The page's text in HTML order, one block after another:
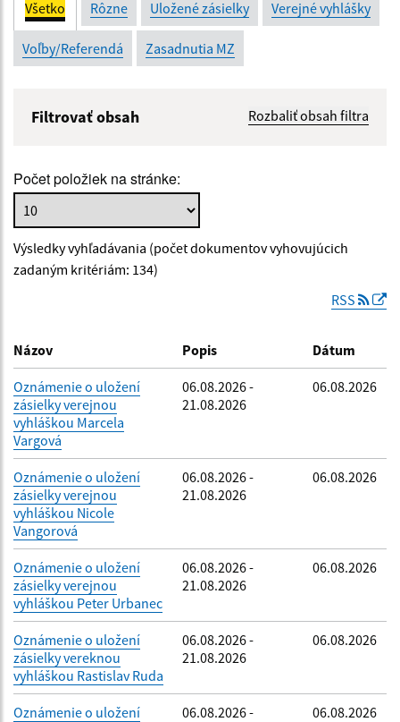
Všetko Rôzne Uložené zásielky Verejné vyhlášky
Voľby/Referendá Zasadnutia MZ
Filtrovať obsah Rozbaliť obsah filtra
Popis:
Dátum zverejnenia od:
Filtrovať
Počet položiek na stránke:
Výsledky vyhľadávania (počet dokumentov vyhovujúcich
zadaným kritériám: 134)
RSS
Názov Popis Dátum
Oznámenie o uložení
zásielky verejnou
vyhláškou Marcela
Vargová
06.08.2026 -
21.08.2026
06.08.2026
Oznámenie o uložení
zásielky verejnou
vyhláškou Nicole
Vangorová
06.08.2026 -
21.08.2026
06.08.2026
Oznámenie o uložení
zásielky verejnou
vyhláškou Peter Urbanec
06.08.2026 -
21.08.2026
06.08.2026
Oznámenie o uložení
zásielky vereknou
vyhláškou Rastislav Ruda
06.08.2026 -
21.08.2026
06.08.2026
Oznámenie o uložení
06.08.2026 -
06.08.2026